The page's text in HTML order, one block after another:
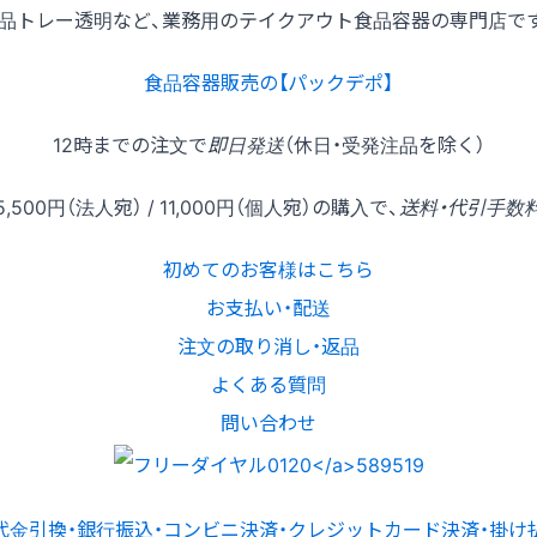
トレー透明など、業務用のテイクアウト食品容器の専門店で
食品容器販売の【パックデポ】
12時までの注文で即日発送（休日・受発注品を除く）
円（法人宛） / 11,000円（個人宛）の購入で、 送料・代引手数
初めてのお客様はこちら
お支払い・配送
注文の取り消し・返品
よくある質問
問い合わせ